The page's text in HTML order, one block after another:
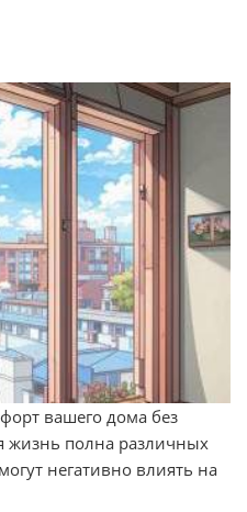
вашего дома без
полна различных
негативно влиять на